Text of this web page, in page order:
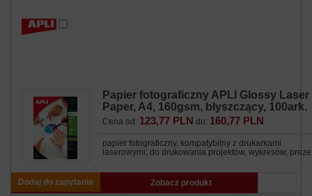
Papier fotograficzny APLI Glossy Laser
Paper, A4, 160gsm, błyszczący, 100ark.
Cena od: 123,77 PLN do: 160,77 PLN
papier fotograficzny, kompatybilny z drukarkami
laserowymi; do drukowania projektów, wykresów,
Dodaj do zapytania Zobacz produkt